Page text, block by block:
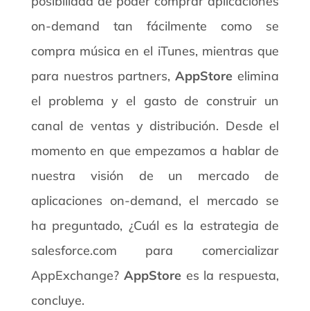
on-demand tan fácilmente como se
compra música en el iTunes, mientras que
para nuestros partners,AppStore elimina
el problema y el gasto de construir un
canal de ventas y distribución. Desde el
momento en que empezamos a hablar de
nuestra visión de un mercado de
aplicaciones on-demand, el mercado se
ha preguntado, ¿Cuál es la estrategia de
salesforce.com para comercializar
AppExchange? AppStorees la respuesta,
concluye.